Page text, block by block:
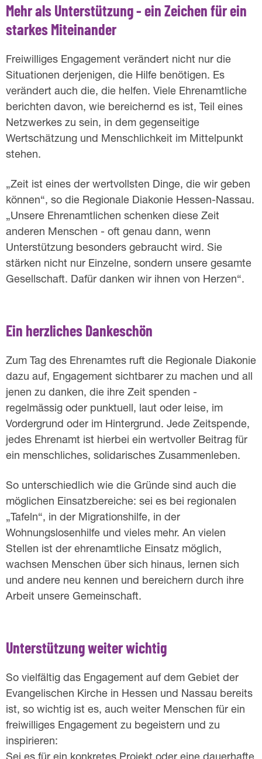
Mehr als Unterstützung - ein Zeichen für ein
starkes Miteinander
Freiwilliges Engagement verändert nicht nur die
Situationen derjenigen, die Hilfe benötigen. Es
verändert auch die, die helfen. Viele Ehrenamtliche
berichten davon, wie bereichernd es ist, Teil eines
Netzwerkes zu sein, in dem gegenseitige
Wertschätzung und Menschlichkeit im Mittelpunkt
stehen.
„Zeit ist eines der wertvollsten Dinge, die wir geben
können“, so die Regionale Diakonie Hessen-Nassau.
„Unsere Ehrenamtlichen schenken diese Zeit
anderen Menschen - oft genau dann, wenn
Unterstützung besonders gebraucht wird. Sie
stärken nicht nur Einzelne, sondern unsere gesamte
Gesellschaft. Dafür danken wir ihnen von Herzen“.
Ein herzliches Dankeschön
Zum Tag des Ehrenamtes ruft die Regionale Diakonie
dazu auf, Engagement sichtbarer zu machen und all
jenen zu danken, die ihre Zeit spenden -
regelmässig oder punktuell, laut oder leise, im
Vordergrund oder im Hintergrund. Jede Zeitspende,
jedes Ehrenamt ist hierbei ein wertvoller Beitrag für
ein menschliches, solidarisches Zusammenleben.
So unterschiedlich wie die Gründe sind auch die
möglichen Einsatzbereiche: sei es bei regionalen
„Tafeln“, in der Migrationshilfe, in der
Wohnungslosenhilfe und vieles mehr. An vielen
Stellen ist der ehrenamtliche Einsatz möglich,
wachsen Menschen über sich hinaus, lernen sich
und andere neu kennen und bereichern durch ihre
Arbeit unsere Gemeinschaft.
Unterstützung weiter wichtig
So vielfältig das Engagement auf dem Gebiet der
Evangelischen Kirche in Hessen und Nassau bereits
ist, so wichtig ist es, auch weiter Menschen für ein
freiwilliges Engagement zu begeistern und zu
inspirieren: